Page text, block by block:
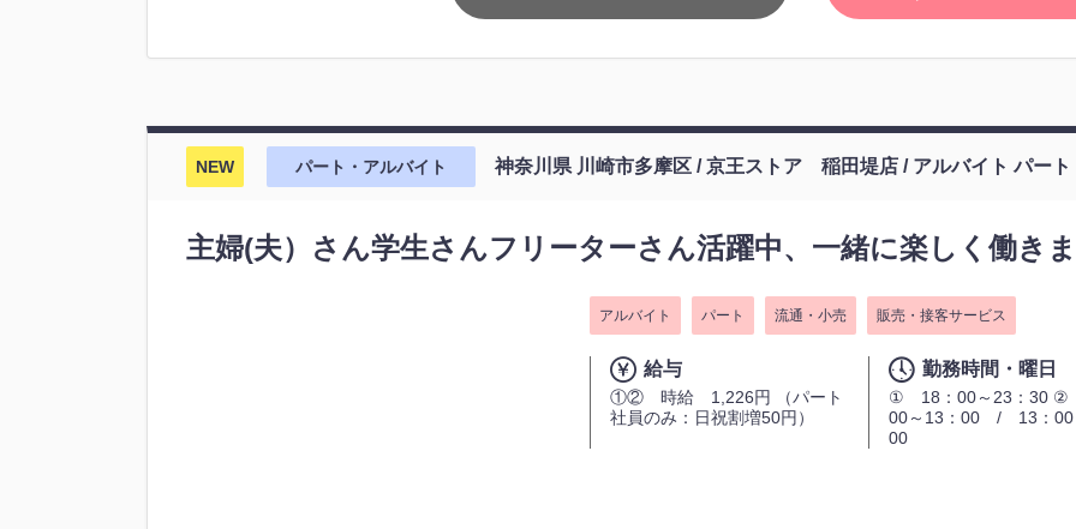
NEW パート・アルバイト 神奈川県 川崎市多摩区 / 京王ストア 稲田堤店 / アルバイト パー
主婦(夫）さん学生さんフリーターさん活躍中、一緒に楽しく働き
アルバイト パート 流通・小売 販売・接客サービス
給与
①② 時給 1,226円 （パート
社員のみ：日祝割増50円）
勤務時間・曜日
① 18：00～23：30
00～13：00 / 13：00
00